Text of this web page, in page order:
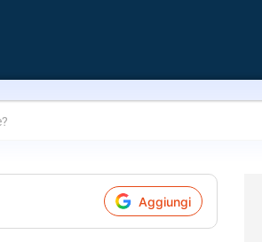
Aggiungi